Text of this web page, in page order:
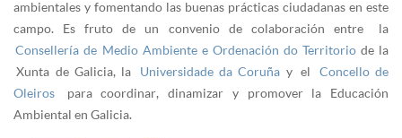
ambientales y fomentando las buenas prácticas ciudadanas en este
campo. Es fruto de un convenio de colaboración entre la
Consellería de Medio Ambiente e Ordenación do Territorio de la
Xunta de Galicia, la Universidade da Coruña y el Concello de
Oleiros para coordinar, dinamizar y promover la Educación
Ambiental en Galicia.